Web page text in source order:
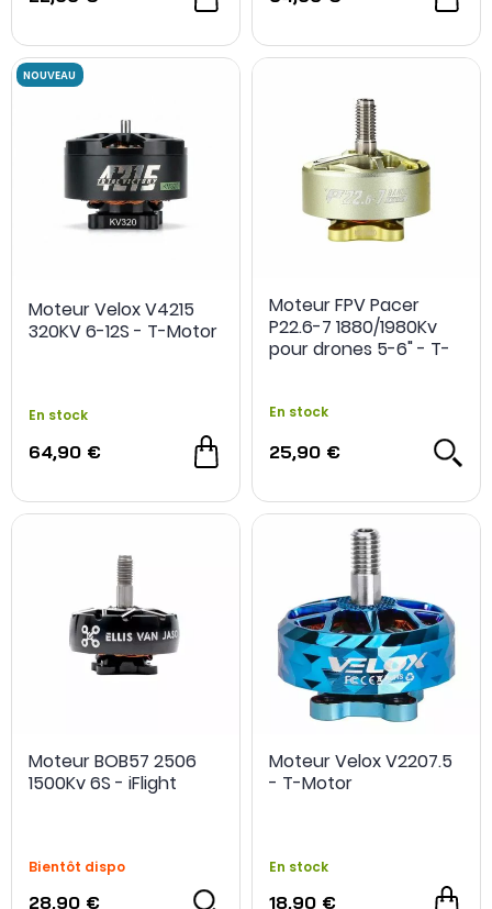
Moteur Velox V4215
320KV 6-12S - T-Motor
En stock
64,90 €
Moteur FPV Pacer
P22.6-7 1880/1980Kv
pour drones 5-6" - T-
En stock
25,90 €
Moteur BOB57 2506
1500Kv 6S - iFlight
Bientôt dispo
28,90 €
Moteur Velox V2207.5
- T-Motor
En stock
18,90 €